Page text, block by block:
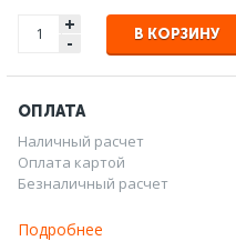
+
- В КОРЗИНУ
ОПЛАТА
Наличный расчет
Оплата картой
Безналичный расчет
Подробнее